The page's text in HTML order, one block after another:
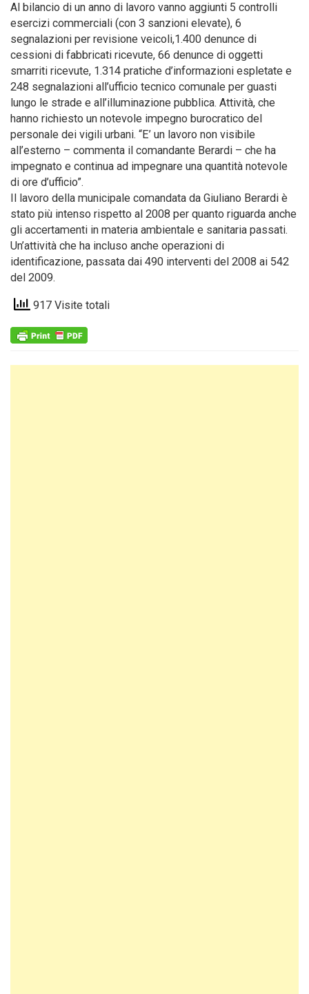
Al bilancio di un anno di lavoro vanno aggiunti 5 controlli
esercizi commerciali (con 3 sanzioni elevate), 6
segnalazioni per revisione veicoli,1.400 denunce di
cessioni di fabbricati ricevute, 66 denunce di oggetti
smarriti ricevute, 1.314 pratiche d’informazioni espletate e
248 segnalazioni all’ufficio tecnico comunale per guasti
lungo le strade e all’illuminazione pubblica. Attività, che
hanno richiesto un notevole impegno burocratico del
personale dei vigili urbani. “E’ un lavoro non visibile
all’esterno – commenta il comandante Berardi – che ha
impegnato e continua ad impegnare una quantità notevole
di ore d’ufficio”.
Il lavoro della municipale comandata da Giuliano Berardi è
stato più intenso rispetto al 2008 per quanto riguarda anche
gli accertamenti in materia ambientale e sanitaria passati.
Un’attività che ha incluso anche operazioni di
identificazione, passata dai 490 interventi del 2008 ai 542
del 2009.
917 Visite totali